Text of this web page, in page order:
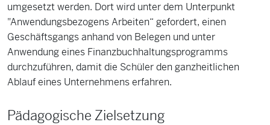
umgesetzt werden. Dort wird unter dem Unterpunkt
"Anwendungsbezogens Arbeiten“ gefordert, einen
Geschäftsgangs anhand von Belegen und unter
Anwendung eines Finanzbuchhaltungsprogramms
durchzuführen, damit die Schüler den ganzheitlichen
Ablauf eines Unternehmens erfahren.
Pädagogische Zielsetzung